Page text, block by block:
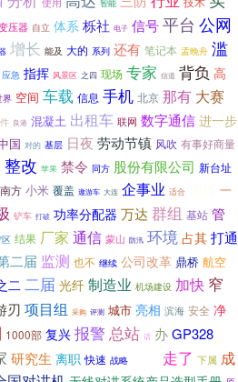
智能
压器 自立 体系 栎社 电子 信号平台 公网
增长 能及 大的 系列 还有 笔记本 孟晚舟 滥
应急 指挥 风景区 之四 现场 专家 信道 背负 高
界 空间 车载 信息 手机 北京 那有 大赛
良港 混凝土 出租车 联网 数字通信 进一步
国 对的 基层 日夜 劳动节镇 风吹 有事好商量
整改 苹果 禁令 同方 股份有限公司 新台址
南方 小米 覆盖 遨游车 大连 企事业 适合
一
铲车 打破 功率分配器 万达 群组 基站 管
结果 厂家 通信 蒙山 防汛 环境 占其 打通
二届 监测 也不 继续 公司改革 鼎桥 航空
二 二届 光纤 制造业 机场建设 加快 窄
刃 项目组 采购 评测 城市 亮相 滨海 安全 净
1000部 复兴 报警总站 话 办GP328
研究生 离职 快速 战略 走了 下属 成